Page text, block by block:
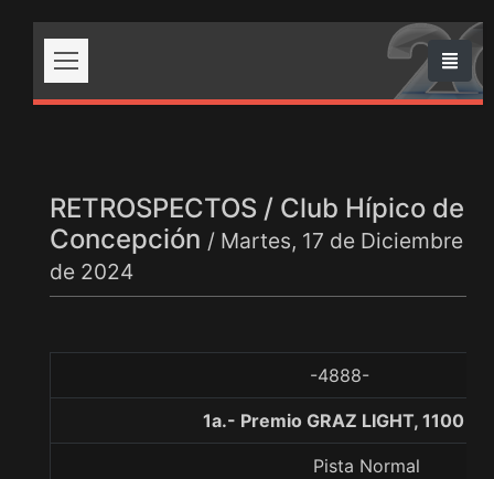
RETROSPECTOS / Club Hípico de
Concepción / Martes, 17 de Diciembre
de 2024
-4888-
1a.- Premio GRAZ LIGHT, 1100
Pista Normal